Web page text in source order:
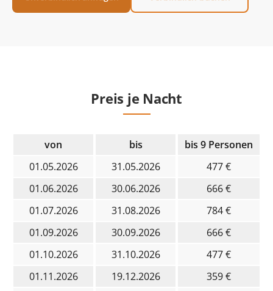
Preis je Nacht
von bis
bis 9 Personen
01.05.2026
31.05.2026
477 €
01.06.2026
30.06.2026
666 €
01.07.2026
31.08.2026
784 €
01.09.2026
30.09.2026
666 €
01.10.2026
31.10.2026
477 €
01.11.2026
19.12.2026
359 €